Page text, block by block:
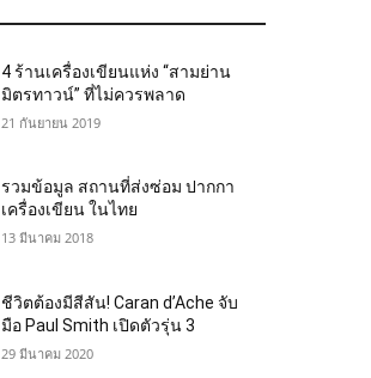
4 ร้านเครื่องเขียนแห่ง “สามย่าน
มิตรทาวน์” ที่ไม่ควรพลาด
21 กันยายน 2019
รวมข้อมูล สถานที่ส่งซ่อม ปากกา
เครื่องเขียน ในไทย
13 มีนาคม 2018
ชีวิตต้องมีสีสัน! Caran d’Ache จับ
มือ Paul Smith เปิดตัวรุ่น 3
29 มีนาคม 2020